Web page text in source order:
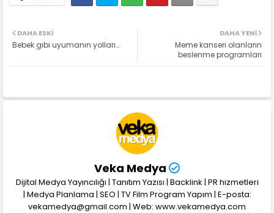
DAHA YENI
Meme kanseri olanların
beslenme programları
DAHA ESKI
Bebek gibi uyumanın yolları…
Veka Medya
Dijital Medya Yayıncılığı | Tanıtım Yazısı | Backlink | PR hizmetleri
| Medya Planlama | SEO | TV Film Program Yapım | E-posta:
vekamedya@gmail.com | Web: www.vekamedya.com